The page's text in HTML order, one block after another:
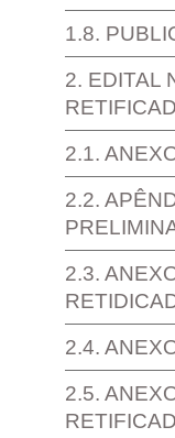
1.8.
2. EDITAL
2.1.
2.2.
2.3.
2.4.
2.5.